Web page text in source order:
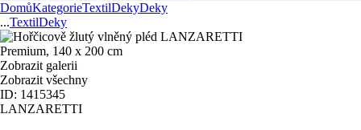
DomůKategorieTextilDekyDeky
...TextilDeky
Zobrazit galerii
Zobrazit všechny
ID: 1415345
LANZARETTI